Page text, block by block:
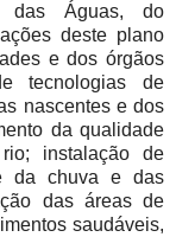
das Águas, do
deste plano
e dos órgãos
tecnologias de
nascentes e dos
da qualidade
instalação de
da chuva e das
das áreas de
saudáveis,